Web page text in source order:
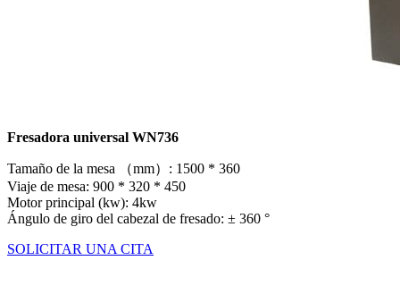
Fresadora universal WN736
Tamaño de la mesa （mm）: 1500 * 360
Viaje de mesa: 900 * 320 * 450
Motor principal (kw): 4kw
Ángulo de giro del cabezal de fresado: ± 360 °
SOLICITAR UNA CITA